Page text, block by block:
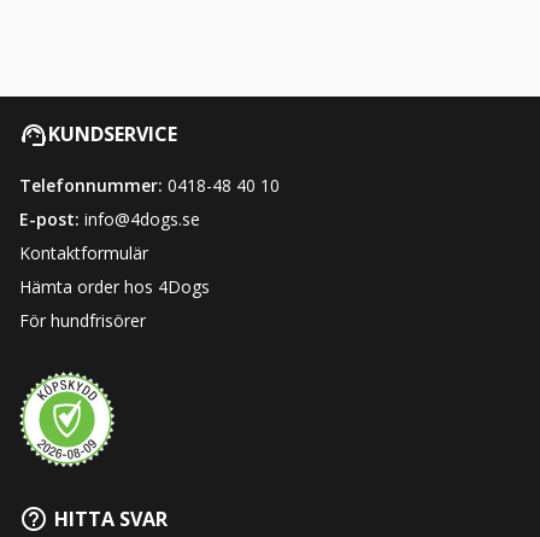
KUNDSERVICE
Telefonnummer: 0418-48 40 10
E-post: info@4dogs.se
Kontaktformulär
Hämta order hos 4Dogs
För hundfrisörer
HITTA SVAR